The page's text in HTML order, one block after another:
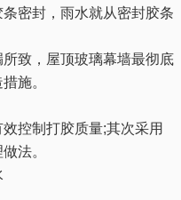
密封，雨水就从密封胶条
致，屋顶玻璃幕墙最彻底
施。
控制打胶质量;其次采用
法。